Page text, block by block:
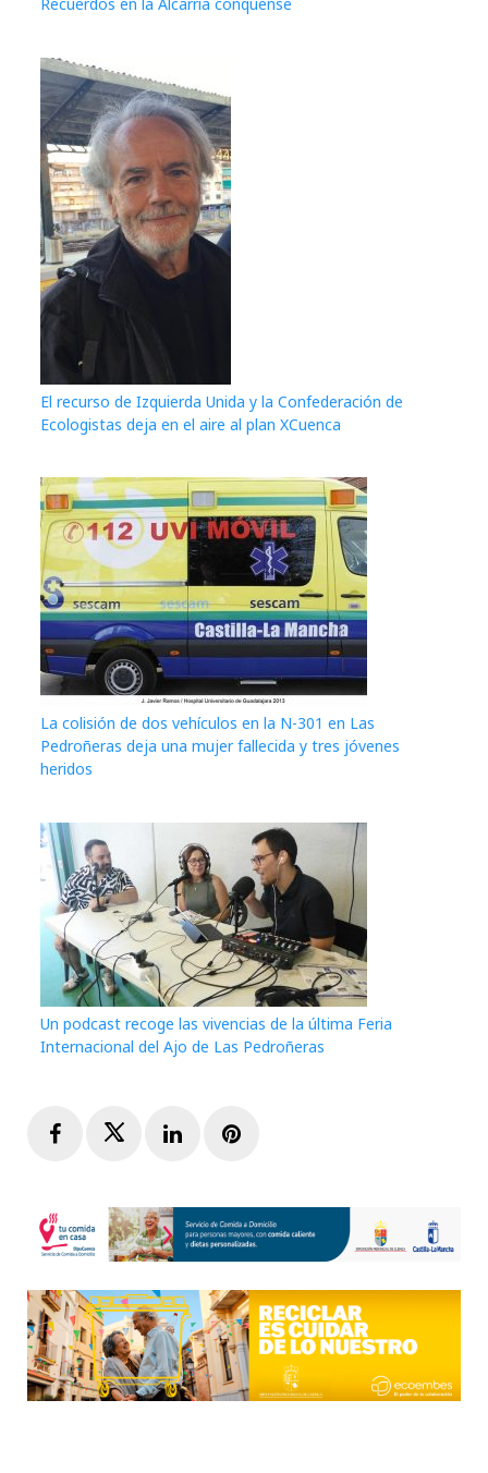
Recuerdos en la Alcarria conquense
El recurso de Izquierda Unida y la Confederación de
Ecologistas deja en el aire al plan XCuenca
La colisión de dos vehículos en la N-301 en Las
Pedroñeras deja una mujer fallecida y tres jóvenes
heridos
Un podcast recoge las vivencias de la última Feria
Internacional del Ajo de Las Pedroñeras
FacebookTwitterLinkedInPinterest